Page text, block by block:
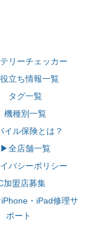
リーチェッカー
立ち情報一覧
タグ一覧
種別一覧
ル保険とは？
店舗一覧
バシーポリシー
加盟店募集
・iPad修理サ
ポート